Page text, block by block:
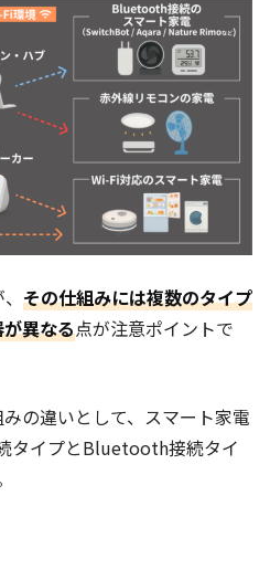
その仕組みには複数のタイプ
異なる点が注意ポイントで
の違いとして、スマート家電
タイプとBluetooth接続タイ